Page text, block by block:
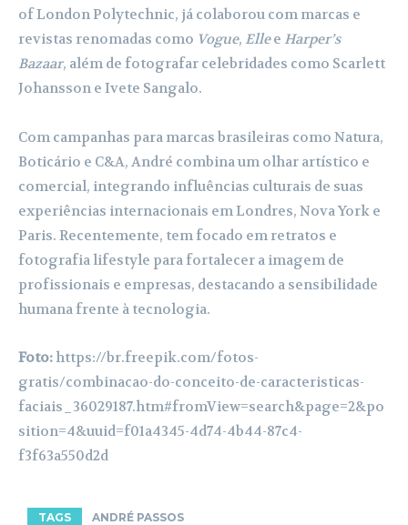
of London Polytechnic, já colaborou com marcas e
revistas renomadas como Vogue, Ellee Harper’s
Bazaar, além de fotografar celebridades como Scarlett
Johansson e Ivete Sangalo.
Com campanhas para marcas brasileiras como Natura,
Boticário e C&A, André combina um olhar artístico e
comercial, integrando influências culturais de suas
experiências internacionais em Londres, Nova York e
Paris. Recentemente, tem focado em retratos e
fotografia lifestyle para fortalecer a imagem de
profissionais e empresas, destacando a sensibilidade
humana frente à tecnologia.
Foto:https://br.freepik.com/fotos-
gratis/combinacao-do-conceito-de-caracteristicas-
faciais_36029187.htm#fromView=search&page=2&po
sition=4&uuid=f01a4345-4d74-4b44-87c4-
f3f63a550d2d
TAGS ANDRÉ PASSOS